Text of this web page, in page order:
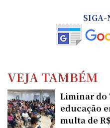
SIGA-
VEJA TAMBÉM
Liminar do
educação
multa de